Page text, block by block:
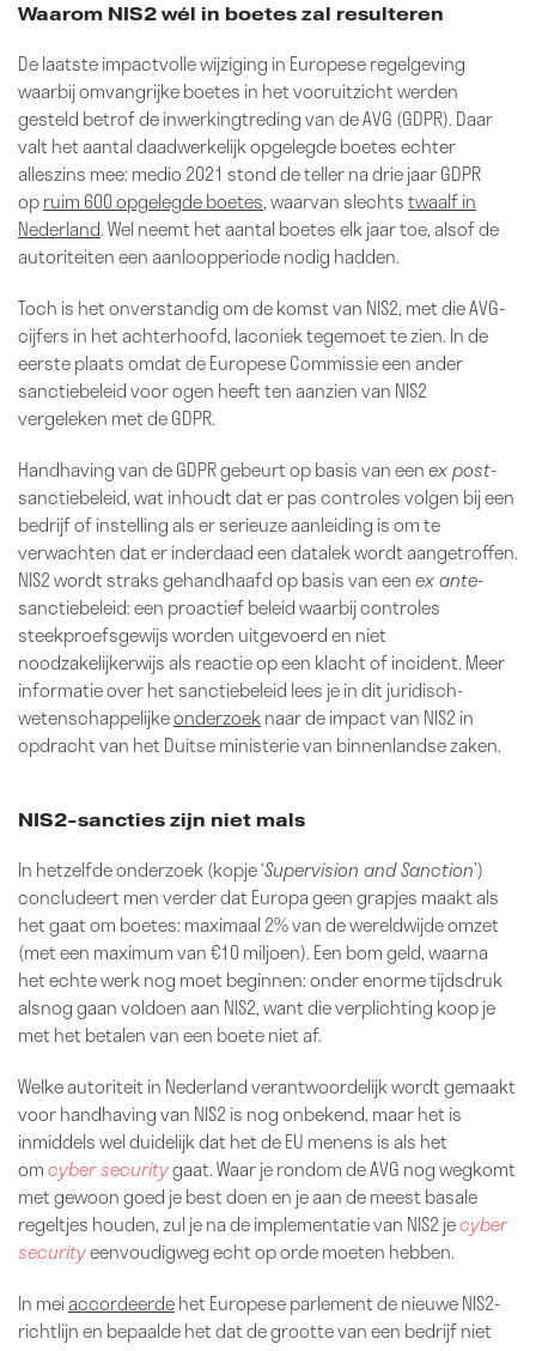
Waarom NIS2 wél in boetes zal resulteren
De laatste impactvolle wijziging in Europese regelgeving
waarbij omvangrijke boetes in het vooruitzicht werden
gesteld betrof de inwerkingtreding van de AVG (GDPR). Daar
valt het aantal daadwerkelijk opgelegde boetes echter
alleszins mee: medio 2021 stond de teller na drie jaar GDPR
opruim 600 opgelegde boetes, waarvan slechtstwaalf in
Nederland. Wel neemt het aantal boetes elk jaar toe, alsof de
autoriteiten een aanloopperiode nodig hadden.
Toch is het onverstandig om de komst van NIS2, met die AVG-
cijfers in het achterhoofd, laconiek tegemoet te zien. In de
eerste plaats omdat de Europese Commissie een ander
sanctiebeleid voor ogen heeft ten aanzien van NIS2
vergeleken met de GDPR.
Handhaving van de GDPR gebeurt op basis van eenex post-
sanctiebeleid, wat inhoudt dat er pas controles volgen bij een
bedrijf of instelling als er serieuze aanleiding is om te
verwachten dat er inderdaad een datalek wordt aangetroffen.
NIS2 wordt straks gehandhaafd op basis van eenex ante-
sanctiebeleid: een proactief beleid waarbij controles
steekproefsgewijs worden uitgevoerd en niet
noodzakelijkerwijs als reactie op een klacht of incident. Meer
informatie over het sanctiebeleid lees je in dit juridisch-
wetenschappelijkeonderzoeknaar de impact van NIS2 in
opdracht van het Duitse ministerie van binnenlandse zaken.
NIS2-sancties zijn niet mals
In hetzelfde onderzoek (kopje ‘Supervision and Sanction’)
concludeert men verder dat Europa geen grapjes maakt als
het gaat om boetes: maximaal 2% van de wereldwijde omzet
(met een maximum van €10 miljoen). Een bom geld, waarna
het echte werk nog moet beginnen: onder enorme tijdsdruk
alsnog gaan voldoen aan NIS2, want die verplichting koop je
met het betalen van een boete niet af.
Welke autoriteit in Nederland verantwoordelijk wordt gemaakt
voor handhaving van NIS2 is nog onbekend, maar het is
inmiddels wel duidelijk dat het de EU menens is als het
omcyber securitygaat. Waar je rondom de AVG nog wegkomt
met gewoon goed je best doen en je aan de meest basale
regeltjes houden, zul je na de implementatie van NIS2 jecyber
securityeenvoudigweg echt op orde moeten hebben.
In meiaccordeerdehet Europese parlement de nieuwe NIS2-
richtlijn en bepaalde het dat de grootte van een bedrijf niet